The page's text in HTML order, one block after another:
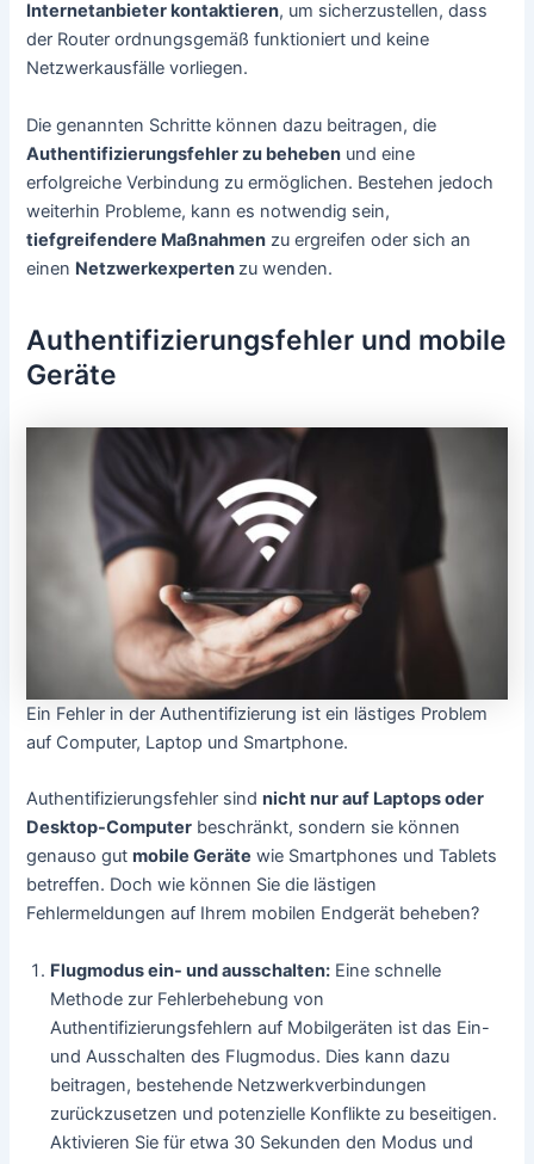
Internetanbieter kontaktieren, um sicherzustellen, dass
der Router ordnungsgemäß funktioniert und keine
Netzwerkausfälle vorliegen.
Die genannten Schritte können dazu beitragen, die
Authentifizierungsfehler zu beheben und eine
erfolgreiche Verbindung zu ermöglichen. Bestehen jedoch
weiterhin Probleme, kann es notwendig sein,
tiefgreifendere Maßnahmen zu ergreifen oder sich an
einen Netzwerkexperten zu wenden.
Authentifizierungsfehler und mobile
Geräte
Ein Fehler in der Authentifizierung ist ein lästiges Problem
auf Computer, Laptop und Smartphone.
Authentifizierungsfehler sindnicht nur auf Laptops oder
Desktop-Computer beschränkt, sondern sie können
genauso gutmobile Geräte wie Smartphones und Tablets
betreffen. Doch wie können Sie die lästigen
Fehlermeldungen auf Ihrem mobilen Endgerät beheben?
Flugmodus ein- und ausschalten: Eine schnelle
Methode zur Fehlerbehebung von
Authentifizierungsfehlern auf Mobilgeräten ist das Ein-
und Ausschalten des Flugmodus. Dies kann dazu
beitragen, bestehende Netzwerkverbindungen
zurückzusetzen und potenzielle Konflikte zu beseitigen.
Aktivieren Sie für etwa 30 Sekunden den Modus und